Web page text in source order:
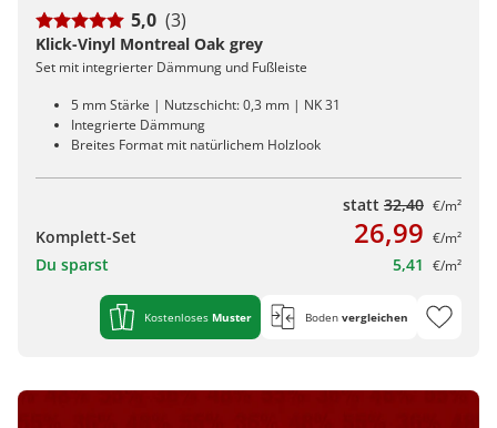
5,0 (3)
Klick-Vinyl Montreal Oak grey
Set mit integrierter Dämmung und Fußleiste
5 mm Stärke | Nutzschicht: 0,3 mm | NK 31
Integrierte Dämmung
Breites Format mit natürlichem Holzlook
statt 32,40 €/m²
Komplett-Set 26,99 €/m²
Du sparst 5,41 €/m²
Kostenloses Muster Boden vergleichen